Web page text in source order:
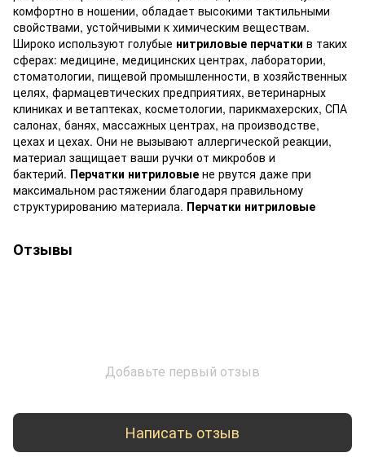
комфортно в ношении, обладает высокими тактильными
свойствами, устойчивыми к химическим веществам.
Широко используют голубые нитриловые перчатки в таких
сферах: медицине, медицинских центрах, лаборатории,
стоматологии, пищевой промышленности, в хозяйственных
целях, фармацевтических предприятиях, ветеринарных
клиниках и ветаптеках, косметологии, парикмахерских, СПА
салонах, банях, массажных центрах, на производстве,
цехах и цехах. Они не вызывают аллергической реакции,
материал защищает ваши ручки от микробов и
бактерий. Перчатки нитриловые не рвутся даже при
максимальном растяжении благодаря правильному
структурированию материала. Перчатки нитриловые
Отзывы
Добавьте первый отзыв
Написать отзыв